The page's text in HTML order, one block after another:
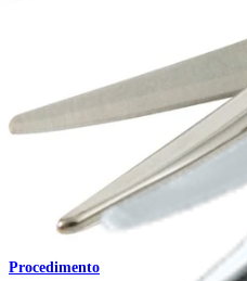
Mão e punho
Reparo do flexor/extensor
Procedimento